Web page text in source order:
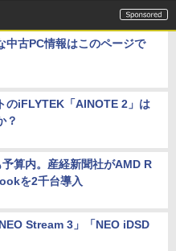
中古PC情報はこのページで
のiFLYTEK「AINOTE 2」は
？
算内。産経新聞社がAMD R
を2千台導入
Stream 3」「NEO iDSD